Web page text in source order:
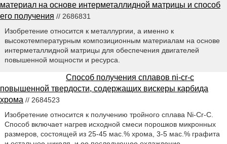
материал на основе интерметаллидной матрицы и способ
его получения // 2686831
Изобретение относится к металлургии, а именно к
высокотемпературным композиционным материалам на основе
интерметаллидной матрицы для обеспечения двигателей
повышенной мощности и ресурса.
Способ получения сплавов ni-cr-c
повышенной твердости, содержащих вискеры карбида
хрома // 2684523
Изобретение относится к получению тройного сплава Ni-Cr-C.
Способ включает нагрев исходной смеси порошков микронных
размеров, состоящей из 25-45 мас.% хрома, 3-5 мас.% графита